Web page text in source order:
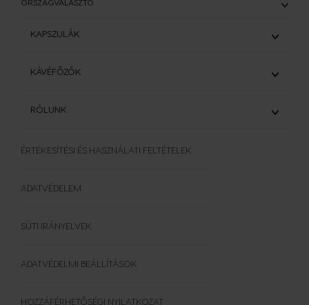
ORSZÁGVÁLASZTÓ
KAPSZULÁK
ESZPRESSZÓK
TEJES KÁVÉK
KÁVÉFŐZŐK
GENIO S
Kávéfőzők összehasonlítása
RÓLUNK
Dolce Gusto rendszer
Kapszula újrahasznosítás
ÉRTÉKESÍTÉSI ÉS HASZNÁLATI FELTÉTELEK
ADATVÉDELEM
SÜTI IRÁNYELVEK
ADATVÉDELMI BEÁLLÍTÁSOK
HOZZÁFÉRHETŐSÉGI NYILATKOZAT